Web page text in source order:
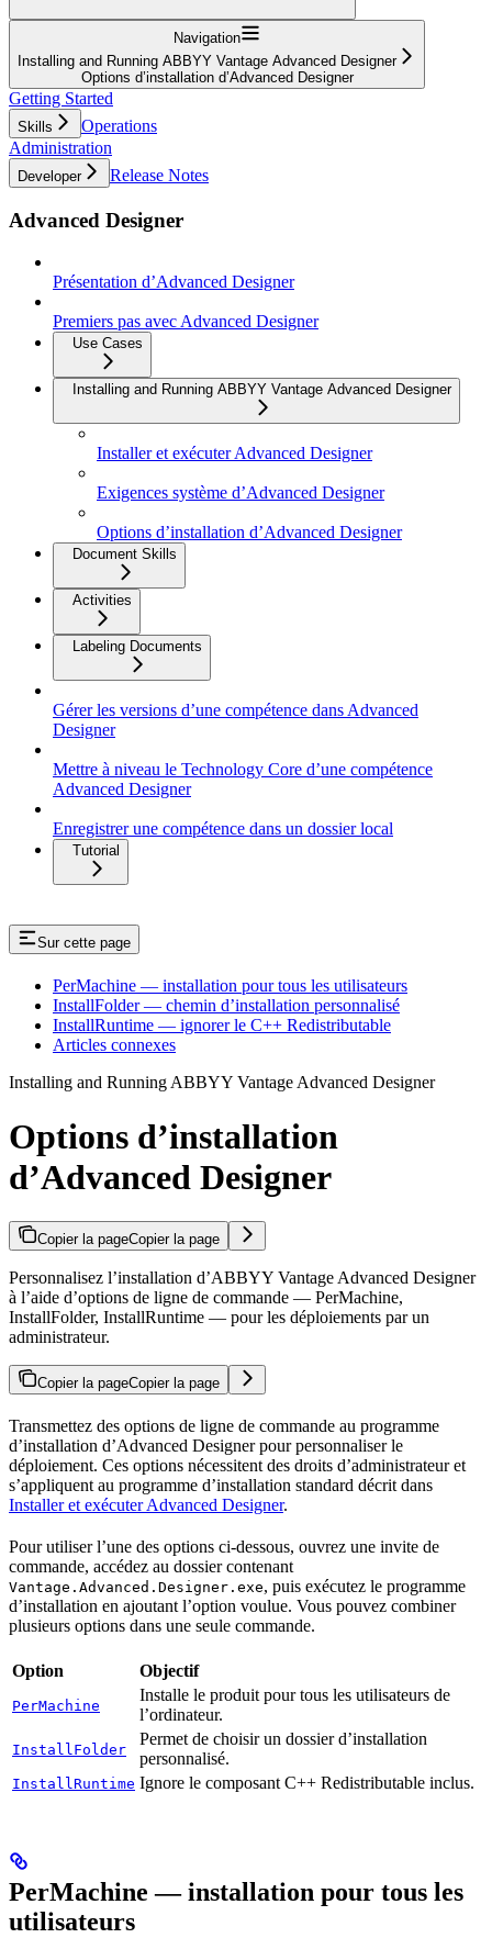
Navigation
Installing and Running ABBYY Vantage Advanced Designer
Options d’installation d’Advanced Designer
Getting Started
Skills
Operations
Administration
Developer Release Notes
Advanced Designer
Présentation d’Advanced Designer
Premiers pas avec Advanced Designer
Use Cases
Installing and Running ABBYY Vantage Advanced Designer
Installer et exécuter Advanced Designer
Exigences système d’Advanced Designer
Options d’installation d’Advanced Designer
Document Skills
Activities
Labeling Documents
Gérer les versions d’une compétence dans Advanced
Designer
Mettre à niveau le Technology Core d’une compétence
Advanced Designer
Enregistrer une compétence dans un dossier local
Tutorial
Sur cette page
PerMachine — installation pour tous les utilisateurs
InstallFolder — chemin d’installation personnalisé
InstallRuntime — ignorer le C++ Redistributable
Articles connexes
Installing and Running ABBYY Vantage Advanced Designer
Options d’installation
d’Advanced Designer
Copier la pageCopier la page
Personnalisez l’installation d’ABBYY Vantage Advanced Designer
à l’aide d’options de ligne de commande — PerMachine,
InstallFolder, InstallRuntime — pour les déploiements par un
administrateur.
Copier la pageCopier la page
Transmettez des options de ligne de commande au programme
d’installation d’Advanced Designer pour personnaliser le
déploiement. Ces options nécessitent des droits d’administrateur et
s’appliquent au programme d’installation standard décrit dans
Installer et exécuter Advanced Designer.
Pour utiliser l’une des options ci-dessous, ouvrez une invite de
commande, accédez au dossier contenant
Vantage.Advanced.Designer.exe, puis exécutez le programme
d’installation en ajoutant l’option voulue. Vous pouvez combiner
plusieurs options dans une seule commande.
Option Objectif
PerMachine
Installe le produit pour tous les utilisateurs de
l’ordinateur.
InstallFolder
Permet de choisir un dossier d’installation
personnalisé.
InstallRuntime Ignore le composant C++ Redistributable inclus.
PerMachine — installation pour tous les
utilisateurs